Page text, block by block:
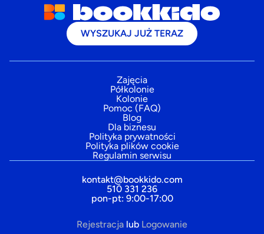
WYSZUKAJ JUŻ TERAZ
Zajęcia
Półkolonie
Kolonie
Pomoc (FAQ)
Blog
Dla biznesu
Polityka prywatności
Polityka plików cookie
Regulamin serwisu
kontakt@bookkido.com
510 331 236
pon-pt: 9:00-17:00
Rejestracja lub Logowanie